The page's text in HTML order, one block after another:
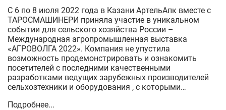
С 6 по 8 июля 2022 года в Казани АртельАпк вместе с
ТАРОСМАШИНЕРИ приняла участие в уникальном
событии для сельского хозяйства России –
Международная агропромышленная выставка
«АГРОВОЛГА 2022». Компания не упустила
возможность продемонстрировать и ознакомить
посетителей с последними качественными
разработками ведущих зарубежных производителей
сельхозтехники и оборудования , с которыми
Подробнее...